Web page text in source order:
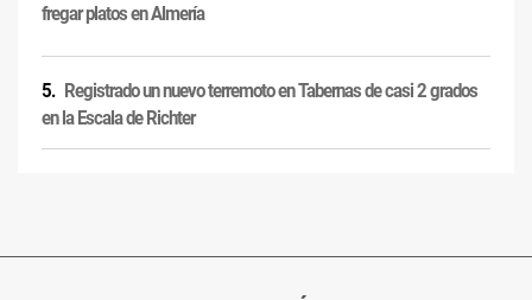
fregar platos en Almería
Registrado un nuevo terremoto en Tabernas de casi 2 grados
en la Escala de Richter